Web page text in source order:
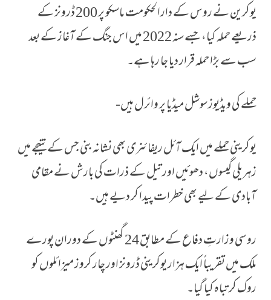
روسی دارالحکومت ماسکو پر 200 یوکرینی ڈرونز کے حملے کے بعد ’سیاہ بارش‘
یوکرین نے روس کے دارالحکومت ماسکو پر 200 ڈرونز کے
ذریعے حملہ کیا، جسے سنہ 2022 میں اس جنگ کے آغاز کے بعد
سب سے بڑا حملہ قرار دیا جا رہا ہے۔
حملے کی ویڈیوز سوشل میڈیا پر وائرل ہیں-
یوکرینی حملے میں ایک آئل ریفائنری بھی نشانہ بنی جس کے نتیجے میں
زہریلی گیسوں، دھوئیں اور تیل کے ذرات کی بارش نے مقامی
آبادی کے لیے بھی خطرات پیدا کر دیے ہیں۔
روسی وزارتِ دفاع کے مطابق 24 گھنٹوں کے دوران پورے
ملک میں تقریباً ایک ہزار یوکرینی ڈرونز اور چار کروز میزائلوں کو
روک کر تباہ کیا گیا۔